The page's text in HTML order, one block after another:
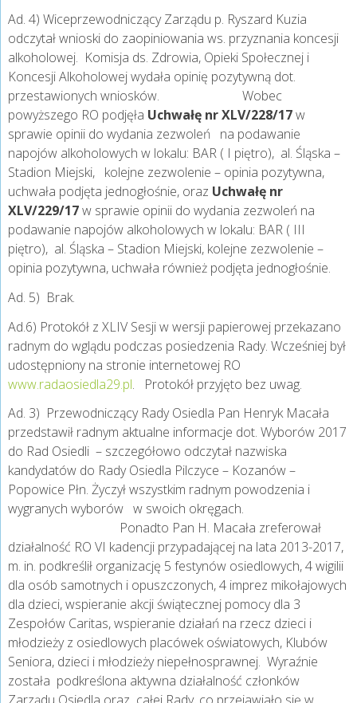
Ad. 4) Wiceprzewodniczący Zarządu p. Ryszard Kuzia
odczytał wnioski do zaopiniowania ws. przyznania koncesji
alkoholowej. Komisja ds. Zdrowia, Opieki Społecznej i
Koncesji Alkoholowej wydała opinię pozytywną dot.
przestawionych wniosków. Wobec
powyższego RO podjęła Uchwałę nr XLV/228/17w
sprawie opinii do wydania zezwoleń na podawanie
napojów alkoholowych w lokalu: BAR ( I piętro), al. Śląska –
Stadion Miejski, kolejne zezwolenie – opinia pozytywna,
uchwała podjęta jednogłośnie, oraz Uchwałę nr
XLV/229/17w sprawie opinii do wydania zezwoleń na
podawanie napojów alkoholowych w lokalu: BAR ( III
piętro), al. Śląska – Stadion Miejski, kolejne zezwolenie –
opinia pozytywna, uchwała również podjęta jednogłośnie.
Ad. 5) Brak.
Ad.6) Protokół z XLIV Sesji w wersji papierowej przekazano
radnym do wglądu podczas posiedzenia Rady. Wcześniej był
udostępniony na stronie internetowej RO
www.radaosiedla29.pl. Protokół przyjęto bez uwag.
Ad. 3) Przewodniczący Rady Osiedla Pan Henryk Macała
przedstawił radnym aktualne informacje dot. Wyborów 2017
do Rad Osiedli – szczegółowo odczytał nazwiska
kandydatów do Rady Osiedla Pilczyce – Kozanów –
Popowice Płn. Życzył wszystkim radnym powodzenia i
wygranych wyborów w swoich okręgach.
Ponadto Pan H. Macała zreferował
działalność RO VI kadencji przypadającej na lata 2013-2017,
m. in. podkreślił organizację 5 festynów osiedlowych, 4 wigilii
dla osób samotnych i opuszczonych, 4 imprez mikołajowych
dla dzieci, wspieranie akcji świątecznej pomocy dla 3
Zespołów Caritas, wspieranie działań na rzecz dzieci i
młodzieży z osiedlowych placówek oświatowych, Klubów
Seniora, dzieci i młodzieży niepełnosprawnej. Wyraźnie
została podkreślona aktywna działalność członków